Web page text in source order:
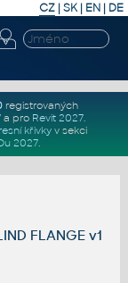
CZ | SK| EN | DE
registrovaných
a pro Revit 2027.
křivkyv sekci
2027.
FLANGE v1